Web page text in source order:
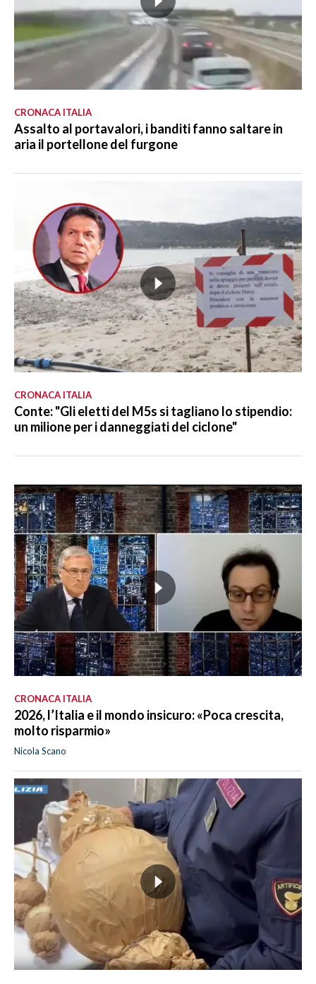
CRONACA ITALIA
Assalto al portavalori, i banditi fanno saltare in
aria il portellone del furgone
CRONACA ITALIA
Conte: "Gli eletti del M5s si tagliano lo stipendio:
un milione per i danneggiati del ciclone"
CRONACA ITALIA
2026, l’Italia e il mondo insicuro: «Poca crescita,
molto risparmio»
Nicola Scano